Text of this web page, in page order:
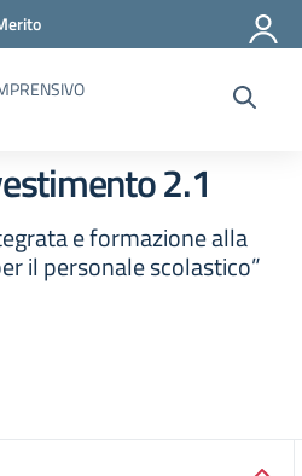
2.1
e formazione alla
il personale scolastico”